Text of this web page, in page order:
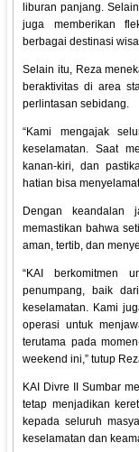
liburan panjang.
juga memberikan
berbagai destinasi
Selain itu, Reza
beraktivitas di area
perlintasan sebidang.
“Kami mengajak
keselamatan. Saat
kanan-kiri, dan
hatian bisa
Dengan keandalan
memastikan bahwa
aman, tertib, dan
“KAI berkomitmen
penumpang, baik
keselamatan. Kami
operasi untuk
terutama pada
weekend ini,” tutup
KAI Divre II Sumbar
tetap menjadikan
kepada seluruh
keselamatan dan